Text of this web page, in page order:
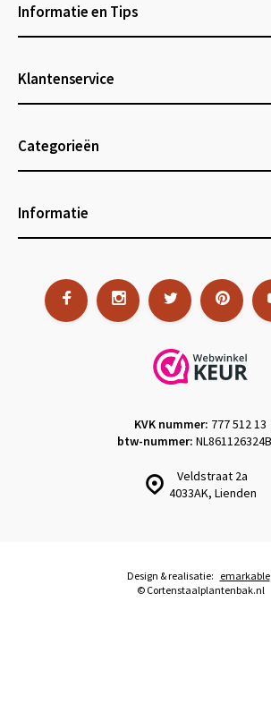
Informatie en Tips
Klantenservice
Categorieën
Informatie
Veldstraat 2a
4033AK, Lienden
KVK nummer: 777 512 13
btw-nummer:
© Cortenstaalplantenbak.nl
Design & realisatie: emarkable